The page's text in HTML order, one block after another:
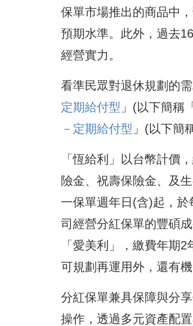
保單市場推出的商品中
預期水準。此外，過去
經營實力。
看準民眾對退休規劃的
定期給付型 」(以下簡稱
－定期給付型 」(以下簡
「恆給利」以台幣計價
險金、祝壽保險金、及
一保單週年日(含)起，
司經營分紅保單的豐碩
「愛美利」，繳費年期
可規劃再運用外，還有
分紅保單兼具保障與分
操作，透過多元資產配